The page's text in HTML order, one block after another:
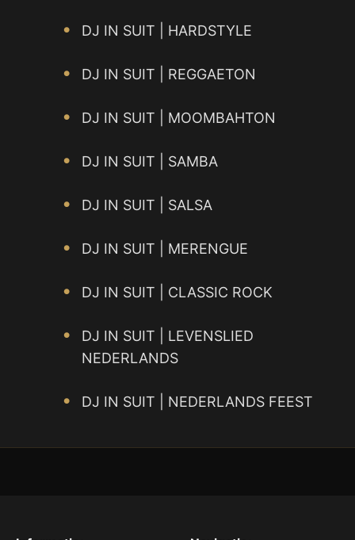
DJ IN SUIT | HARDSTYLE
DJ IN SUIT | REGGAETON
DJ IN SUIT | MOOMBAHTON
DJ IN SUIT | SAMBA
DJ IN SUIT | SALSA
DJ IN SUIT | MERENGUE
DJ IN SUIT | CLASSIC ROCK
DJ IN SUIT | LEVENSLIED
NEDERLANDS
DJ IN SUIT | NEDERLANDS FEEST